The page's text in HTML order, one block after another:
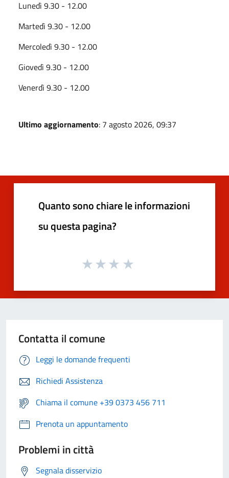
Lunedì 9.30 - 12.00
Martedì 9.30 - 12.00
Mercoledì 9.30 - 12.00
Giovedì 9.30 - 12.00
Venerdì 9.30 - 12.00
Ultimo aggiornamento: 7 agosto 2026, 09:37
Quanto sono chiare le informazioni
su questa pagina?
Contatta il comune
Leggi le domande frequenti
Richiedi Assistenza
Chiama il comune +39 0373 456 711
Prenota un appuntamento
Problemi in città
Segnala disservizio